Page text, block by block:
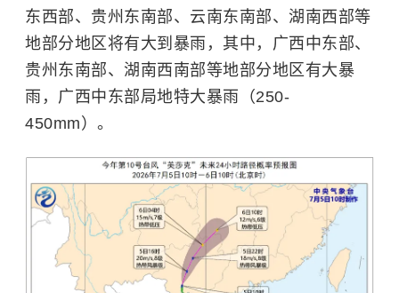
东西部、贵州东南部、云南东南部、湖南西部等
地部分地区将有大到暴雨，其中，广西中东部、
贵州东南部、湖南西南部等地部分地区有大暴
雨，广西中东部局地特大暴雨（250-
450mm）。